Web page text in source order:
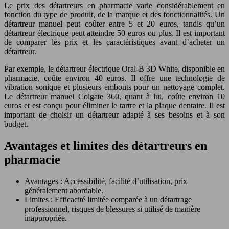
Le prix des détartreurs en pharmacie varie considérablement en
fonction du type de produit, de la marque et des fonctionnalités. Un
détartreur manuel peut coûter entre 5 et 20 euros, tandis qu’un
détartreur électrique peut atteindre 50 euros ou plus. Il est important
de comparer les prix et les caractéristiques avant d’acheter un
détartreur.
Par exemple, le détartreur électrique Oral-B 3D White, disponible en
pharmacie, coûte environ 40 euros. Il offre une technologie de
vibration sonique et plusieurs embouts pour un nettoyage complet.
Le détartreur manuel Colgate 360, quant à lui, coûte environ 10
euros et est conçu pour éliminer le tartre et la plaque dentaire. Il est
important de choisir un détartreur adapté à ses besoins et à son
budget.
Avantages et limites des détartreurs en
pharmacie
Avantages : Accessibilité, facilité d’utilisation, prix
généralement abordable.
Limites : Efficacité limitée comparée à un détartrage
professionnel, risques de blessures si utilisé de manière
inappropriée.